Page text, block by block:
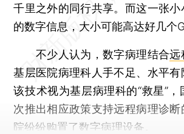
千里之外的同行共享。而这一张
的数字信息，大小可能高达好几个G
不少人认为，数字病理结合远
基层医院病理科人手不足、水平
该技术视为基层病理科的“救星”
次推出相应政策支持远程病理诊
院纷纷购置了数字病理设备。